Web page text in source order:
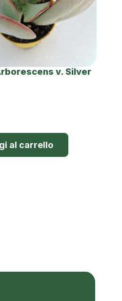
v. Silver
al carrello